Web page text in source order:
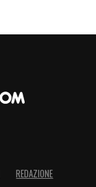
REDAZIONE